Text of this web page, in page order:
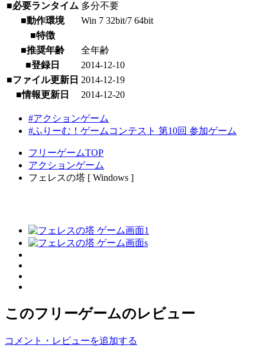
■必要ランタイム 多分不要
■動作環境
Win 7 32bit/7 64bit
■特徴
■推奨年齢
全年齢
■登録日
2014-12-10
■ファイル更新日 2014-12-19
■情報更新日
2014-12-20
#アクションゲーム
#ふりーむ！ゲームコンテスト 第10回 参加ゲーム
フリーゲームTOP
アクションゲーム
フェレスの塔 [ Windows ]
このフリーゲームのレビュー
コメント・レビューを追加する